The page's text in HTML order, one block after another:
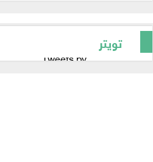
تويتر
Tweets by